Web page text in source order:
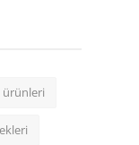
ürünleri